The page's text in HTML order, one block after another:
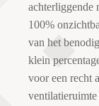
achterliggende
100%
van het
klein
voor een recht
ventilatieruimte